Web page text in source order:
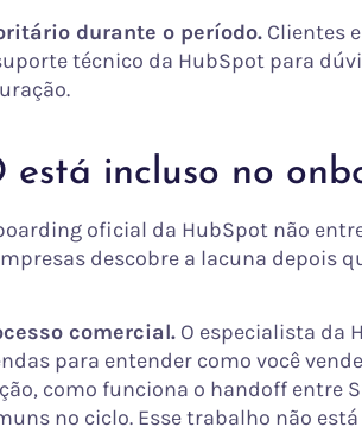
durante o período. Clientes
técnico da HubSpot para
está incluso no
oficial da HubSpot não
descobre a lacuna depois
comercial. O especialista da
para entender como você
como funciona o handoff entre
no ciclo. Esse trabalho não está